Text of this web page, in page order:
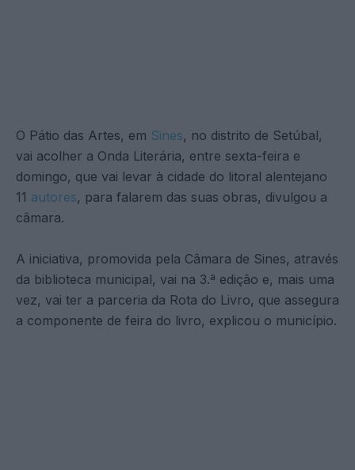
O Pátio das Artes, em Sines, no distrito de Setúbal,
vai acolher a Onda Literária, entre sexta-feira e
domingo, que vai levar à cidade do litoral alentejano
11 autores, para falarem das suas obras, divulgou a
câmara.
A iniciativa, promovida pela Câmara de Sines, através
da biblioteca municipal, vai na 3.ª edição e, mais uma
vez, vai ter a parceria da Rota do Livro, que assegura
a componente de feira do livro, explicou o município.